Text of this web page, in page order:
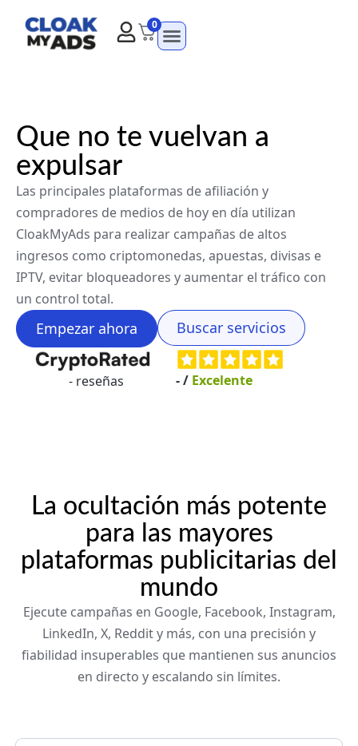
0
Que no te vuelvan a
expulsar
Las principales plataformas de afiliación y
compradores de medios de hoy en día utilizan
CloakMyAds para realizar campañas de altos
ingresos como criptomonedas, apuestas, divisas e
IPTV, evitar bloqueadores y aumentar el tráfico con
un control total.
Empezar ahora Buscar servicios
-reseñas -/ Excelente
La ocultación más potente
para las mayores
plataformas publicitarias del
mundo
Ejecute campañas en Google, Facebook, Instagram,
LinkedIn, X, Reddit y más, con una precisión y
fiabilidad insuperables que mantienen sus anuncios
en directo y escalando sin límites.